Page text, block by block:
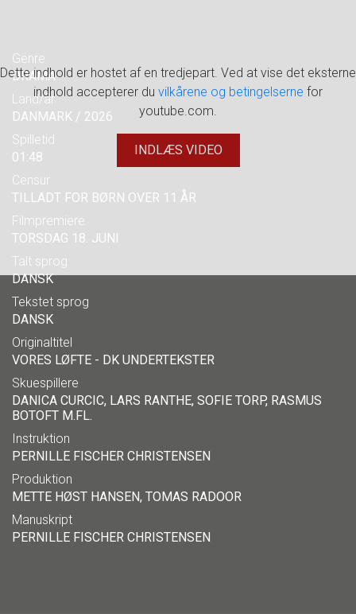
Dette indhold er hostet af en tredjepart. Ved at vise det eksterne
indhold accepterer du vilkårene og betingelserne for
youtube.com.
INDLÆS VIDEO
Genre
DRAMA
Land/år
DANMARK / 2026
Spilletid
01:48
Censur
TILLADT FOR BØRN OVER 11 ÅR
Filmpremiere
TORSDAG 18. JUNI
Talt sprog
DANSK
Tekstet sprog
DANSK
Originaltitel
VORES LØFTE - DK UNDERTEKSTER
Skuespillere
DANICA CURCIC, LARS RANTHE, SOFIE TORP, RASMUS
BOTOFT M.FL.
Instruktion
PERNILLE FISCHER CHRISTENSEN
Produktion
METTE HØST HANSEN, TOMAS RADOOR
Manuskript
PERNILLE FISCHER CHRISTENSEN